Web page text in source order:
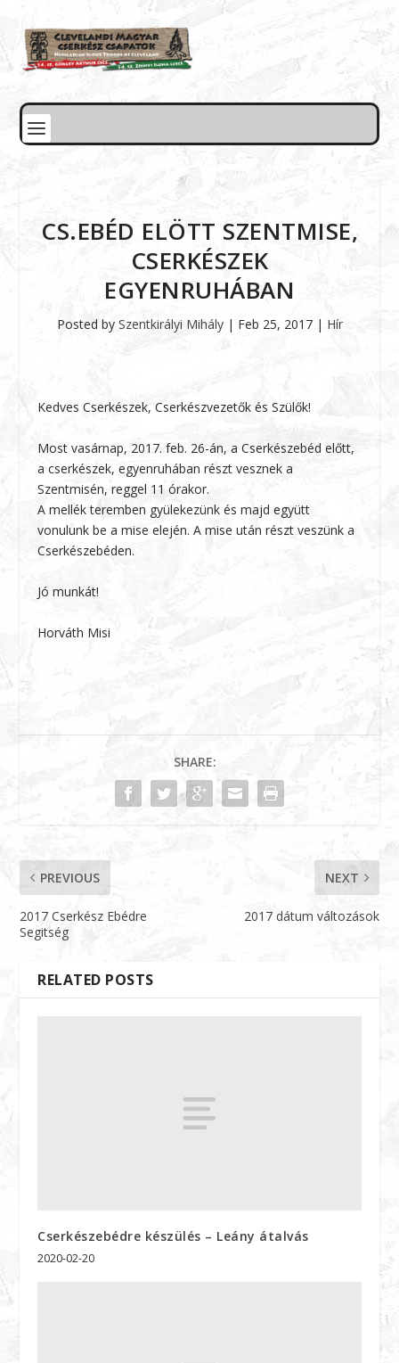
CS.EBÉD ELÖTT SZENTMISE,
CSERKÉSZEK
EGYENRUHÁBAN
Posted by Szentkirályi Mihály| Feb 25, 2017| Hír
Kedves Cserkészek, Cserkészvezetők és Szülők!
Most vasárnap, 2017. feb. 26-án, a Cserkészebéd előtt,
a cserkészek, egyenruhában részt vesznek a
Szentmisén, reggel 11 órakor.
A mellék teremben gyülekezünk és majd együtt
vonulunk be a mise elején. A mise után részt veszünk a
Cserkészebéden.
Jó munkát!
Horváth Misi
SHARE:
PREVIOUS
2017 Cserkész Ebédre
Segitség
NEXT
2017 dátum változások
RELATED POSTS
Cserkészebédre készülés – Leány átalvás
2020-02-20